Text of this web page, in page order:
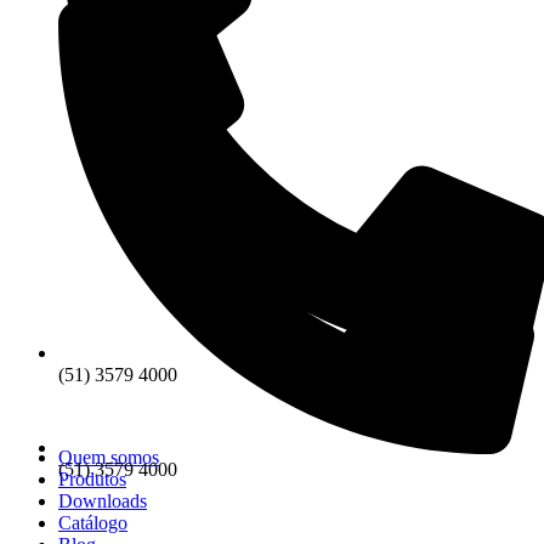
(51) 3579 4000
(51) 3579 4000
Quem somos
Produtos
Downloads
Catálogo